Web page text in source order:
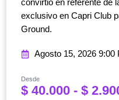
convirtió en referente de
exclusivo en Capri Club
Ground.
Agosto 15, 2026 9:00
Desde
$40.000 - $